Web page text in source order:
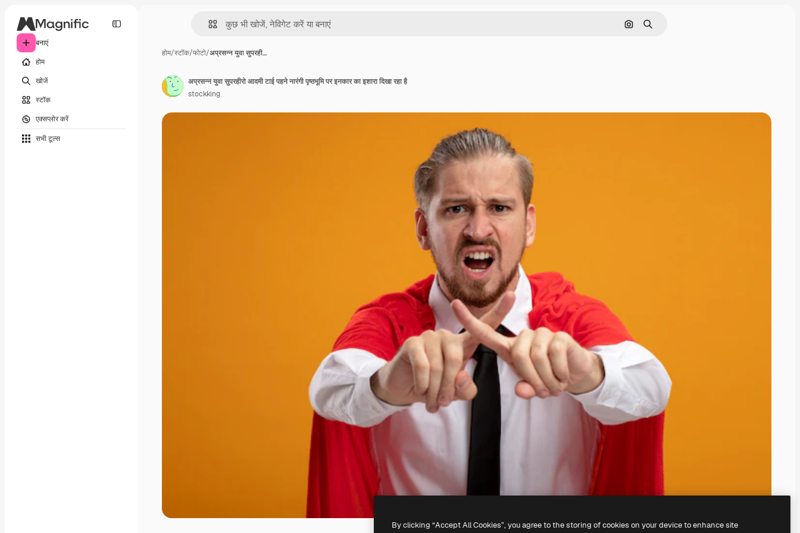
बनाएं
होम
खोजें
स्टॉक
एक्सप्लोर करें
सभी टूल्‍स
इमेज से खोजें
खोजें
होम/स्टॉक/फोटो/अप्रसन्न युवा सुपरही…
अप्रसन्न युवा सुपरहीरो आदमी टाई पहने नारंगी पृष्ठभूमि पर इनकार का इशारा दिखा रहा है
stockking
By clicking “Accept All Cookies”, you agree to the storing of cookies on your device to enhance site